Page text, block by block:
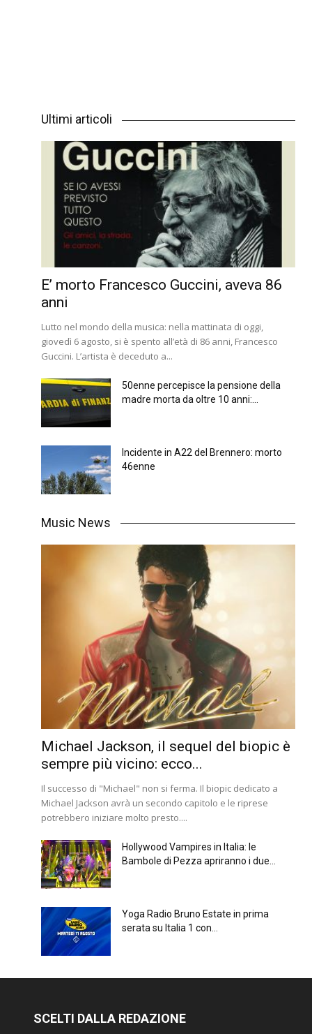
Ultimi articoli
E’ morto Francesco Guccini, aveva 86
anni
Lutto nel mondo della musica: nella mattinata di oggi,
giovedì 6 agosto, si è spento all’età di 86 anni, Francesco
Guccini. L’artista è deceduto a...
50enne percepisce la pensione della
madre morta da oltre 10 anni:...
Incidente in A22 del Brennero: morto
46enne
Music News
Michael Jackson, il sequel del biopic è
sempre più vicino: ecco...
Il successo di "Michael" non si ferma. Il biopic dedicato a
Michael Jackson avrà un secondo capitolo e le riprese
potrebbero iniziare molto presto....
Hollywood Vampires in Italia: le
Bambole di Pezza apriranno i due...
Yoga Radio Bruno Estate in prima
serata su Italia 1 con...
SCELTI DALLA REDAZIONE